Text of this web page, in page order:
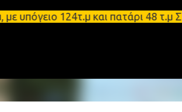
στο κύριο περιεχόμενο
124τ.μ και πατάρι 48 τ.μ